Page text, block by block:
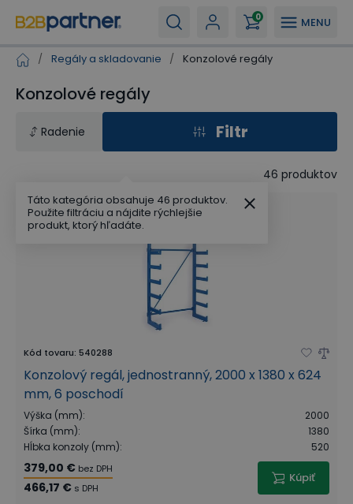
MENU
0
/ Regály a skladovanie / Konzolové regály
Konzolové regály
Radenie Filtr
46 produktov
Kód tovaru: 540288
Konzolový regál, jednostranný, 2000 x 1380 x 624
mm, 6 poschodí
Výška (mm):
2000
Šírka (mm):
1380
Hĺbka konzoly (mm): 520
379,00 € bez DPH
466,17 € s DPH
Kúpiť
Táto kategória obsahuje 46 produktov.
Použite filtráciu a nájdite rýchlejšie
produkt, ktorý hľadáte.